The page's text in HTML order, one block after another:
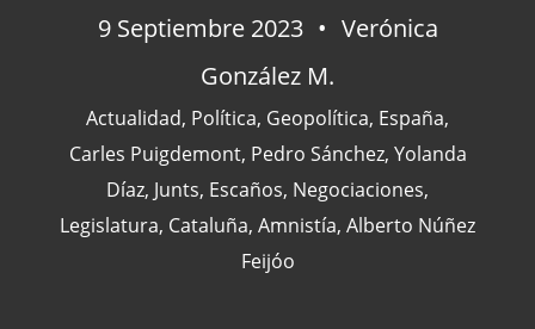
9 Septiembre 2023
Verónica
González M.
Actualidad, Política, Geopolítica, España,
Carles Puigdemont, Pedro Sánchez, Yolanda
Díaz, Junts, Escaños, Negociaciones,
Legislatura, Cataluña, Amnistía, Alberto Núñez
Feijóo
Actualidad(227)
España(77)
Barcelona (47)
Europa (47)
Venezuela(43)